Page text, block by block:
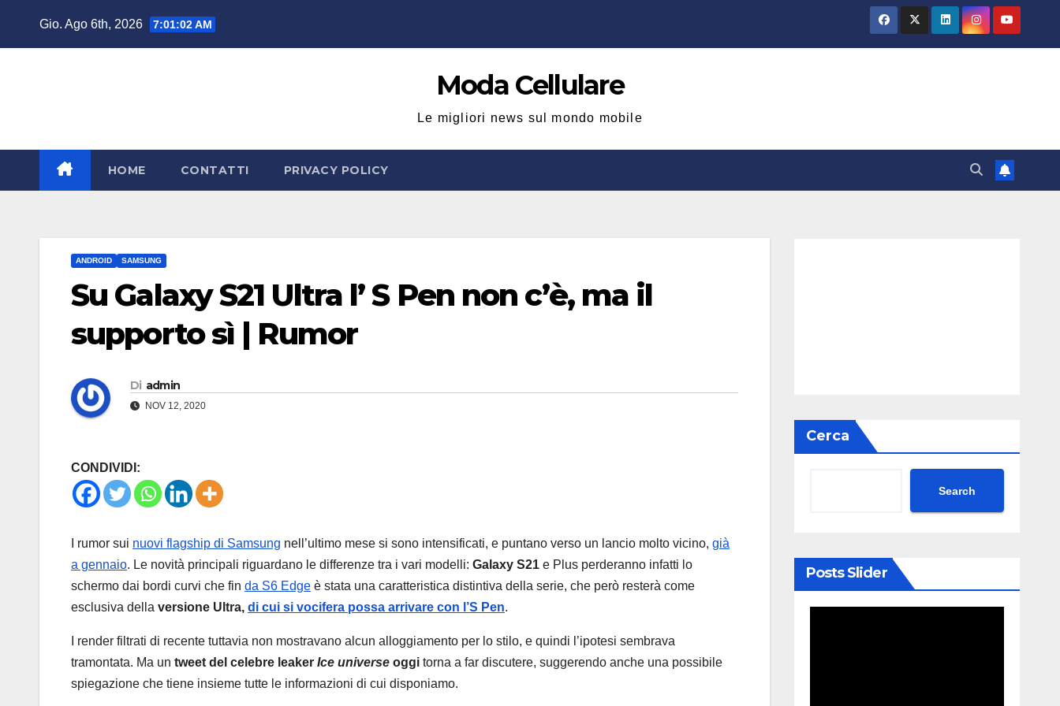
Gio. Ago 6th, 2026 7:01:03 AM
Moda Cellulare
Le migliori news sul mondo mobile
HOME CONTATTI PRIVACY POLICY
ANDROID SAMSUNG
Su Galaxy S21 Ultra l’ S Pen non c’è, ma il
supporto sì | Rumor
Di admin
NOV 12, 2020
CONDIVIDI:
I rumor sui nuovi flagship di Samsung nell’ultimo mese si sono intensificati, e puntano verso un lancio molto vicino, già
a gennaio. Le novità principali riguardano le differenze tra i vari modelli: Galaxy S21 e Plus perderanno infatti lo
schermo dai bordi curvi che fin da S6 Edge è stata una caratteristica distintiva della serie, che però resterà come
esclusiva della versione Ultra, di cui si vocifera possa arrivare con l’S Pen.
I render filtrati di recente tuttavia non mostravano alcun alloggiamento per lo stilo, e quindi l’ipotesi sembrava
tramontata. Ma un tweet del celebre leaker Ice universe oggi torna a far discutere, suggerendo anche una possibile
spiegazione che tiene insieme tutte le informazioni di cui disponiamo.
Cerca
Search
Posts Slider